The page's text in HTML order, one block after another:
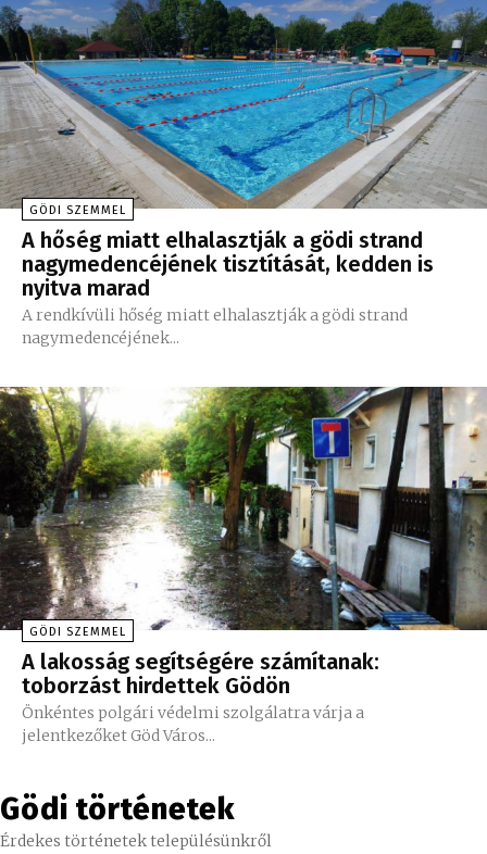
GÖDI SZEMMEL
A hőség miatt elhalasztják a gödi strand
nagymedencéjének tisztítását, kedden is
nyitva marad
A rendkívüli hőség miatt elhalasztják a gödi strand
nagymedencéjének...
GÖDI SZEMMEL
A lakosság segítségére számítanak:
toborzást hirdettek Gödön
Önkéntes polgári védelmi szolgálatra várja a
jelentkezőket Göd Város...
Gödi történetek
Érdekes történetek településünkről